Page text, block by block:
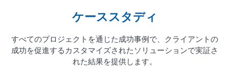
ケーススタディ
すべてのプロジェクトを通じた成功事例で、クライアントの
成功を促進するカスタマイズされたソリューションで実証さ
れた結果を提供します。